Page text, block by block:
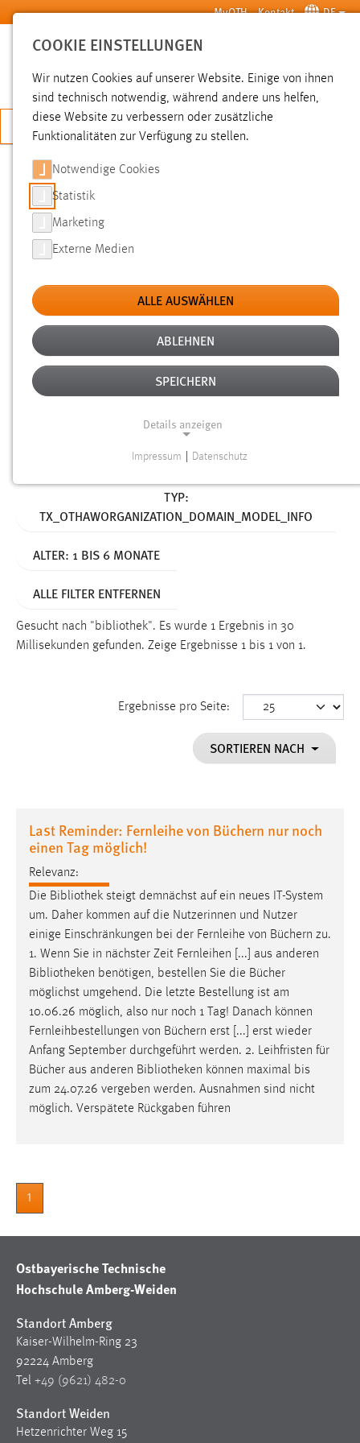
Zum Hauptinhalt springen MyOTH Kontakt DE
SUCHE
JETZT BEWERBEN
SUCHE
FILTER
Typ
Erstellungsdatum
Alter
TYP:
TX_OTHAWORGANIZATION_DOMAIN_MODEL_INFO
ALTER: 1 BIS 6 MONATE
ALLE FILTER ENTFERNEN
Gesucht nach "bibliothek". Es wurde 1 Ergebnis in 30
Millisekunden gefunden. Zeige Ergebnisse 1 bis 1 von 1.
Ergebnisse pro Seite:
SORTIEREN NACH
Last Reminder: Fernleihe von Büchern nur noch
einen Tag möglich!
Relevanz:
Die Bibliothek steigt demnächst auf ein neues IT-System
um. Daher kommen auf die Nutzerinnen und Nutzer
einige Einschränkungen bei der Fernleihe von Büchern zu.
1. Wenn Sie in nächster Zeit Fernleihen [...] aus anderen
Bibliotheken benötigen, bestellen Sie die Bücher
möglichst umgehend. Die letzte Bestellung ist am
10.06.26 möglich, also nur noch 1 Tag! Danach können
Fernleihbestellungen von Büchern erst [...] erst wieder
Anfang September durchgeführt werden. 2. Leihfristen für
Bücher aus anderen Bibliotheken können maximal bis
zum 24.07.26 vergeben werden. Ausnahmen sind nicht
möglich. Verspätete Rückgaben führen
1
Ostbayerische Technische
Hochschule Amberg-Weiden
Standort Amberg
Kaiser-Wilhelm-Ring 23
92224 Amberg
Tel +49 (9621) 482-0
Standort Weiden
Hetzenrichter Weg 15
COOKIE EINSTELLUNGEN
Wir nutzen Cookies auf unserer Website. Einige von ihnen
sind technisch notwendig, während andere uns helfen,
diese Website zu verbessern oder zusätzliche
Funktionalitäten zur Verfügung zu stellen.
Notwendige Cookies
Statistik
Marketing
Externe Medien
ALLE AUSWÄHLEN
ABLEHNEN
SPEICHERN
Details anzeigen
Notwendige Cookies ermöglichen grundlegende
Funktionen und sind für die einwandfreie Funktion der
cookie_consent
Zweck:
Cookie Laufzeit:
staticfilecache
Für performante Seitenauslieferung wird in diesem Cookie
gespeichert, ob man eingeloggt ist.
Sprachpräferenz
Name:
site-language-preference
Zweck:
Das Cookie speichert die gewählte Sprache der Website.
Cookie Laufzeit:
30 Tage
MibewSessionID, mibew-chat-frame-style-
Jahre, MIBEW_UserID = 1 Jahr
Login
Name:
fe_user, be_user, be_lastLoginProvider
Impressum Datenschutz